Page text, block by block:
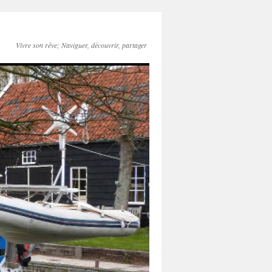
Vivre son rêve; Naviguer, découvrir, partager